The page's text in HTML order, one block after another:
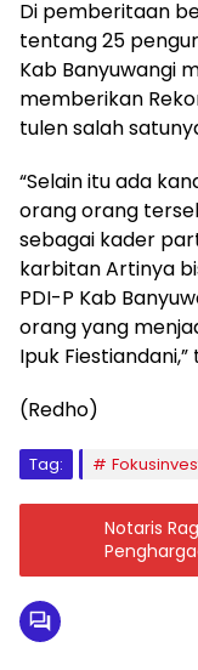
Di pemberitaan
tentang 25
Kab Banyuwangi
memberikan
tulen salah
“Selain itu ada
orang orang
sebagai kader
karbitan Artinya
PDI-P Kab
orang yang
Ipuk
(Redho)
Tag:
Notaris
Teraktif II